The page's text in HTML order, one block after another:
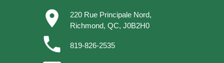
place
220 Rue Principale Nord,
Richmond, QC, J0B2H0
phone 819-826-2535